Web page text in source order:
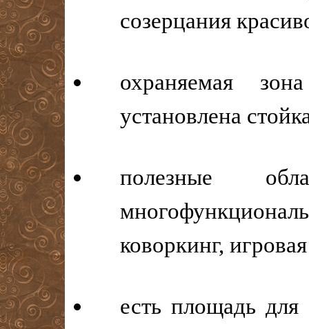
созерцания
охраняемая
установлена
полезные
коворкинг,
есть площадь для